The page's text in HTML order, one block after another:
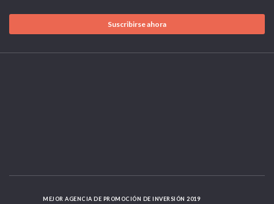
Suscribirse ahora
MEJOR AGENCIA DE PROMOCIÓN DE INVERSIÓN 2019